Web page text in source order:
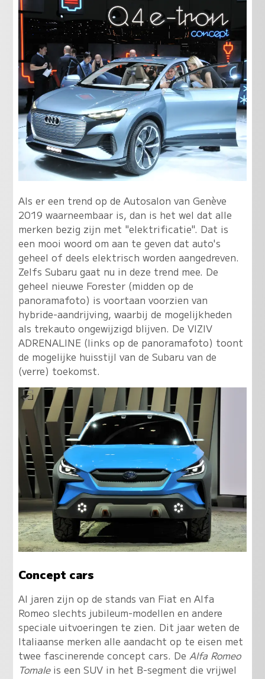
Als er een trend op de Autosalon van Genève
2019 waarneembaar is, dan is het wel dat alle
merken bezig zijn met "elektrificatie". Dat is
een mooi woord om aan te geven dat auto's
geheel of deels elektrisch worden aangedreven.
Zelfs Subaru gaat nu in deze trend mee. De
geheel nieuwe Forester (midden op de
panoramafoto) is voortaan voorzien van
hybride-aandrijving, waarbij de mogelijkheden
als trekauto ongewijzigd blijven. De VIZIV
ADRENALINE (links op de panoramafoto) toont
de mogelijke huisstijl van de Subaru van de
(verre) toekomst.
Concept cars
Al jaren zijn op de stands van Fiat en Alfa
Romeo slechts jubileum-modellen en andere
speciale uitvoeringen te zien. Dit jaar weten de
Italiaanse merken alle aandacht op te eisen met
twee fascinerende concept cars. De Alfa Romeo
Tomaleis een SUV in het B-segment die vrijwel